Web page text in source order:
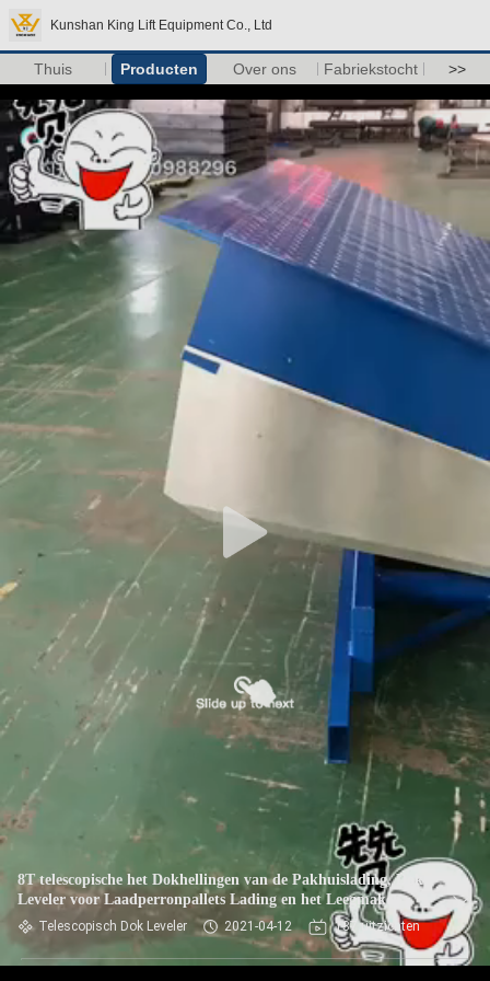
Kunshan King Lift Equipment Co., Ltd
Thuis Producten Over ons Fabriekstocht >>
8T telescopische het Dokhellingen van de Pakhuislading, Dok
Leveler voor Laadperronpallets Lading en het Leegmaken
Telescopisch Dok Leveler 2021-04-12 137 uitzichten